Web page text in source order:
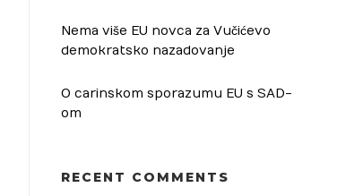
Nema više EU novca za Vučićevo
demokratsko nazadovanje
O carinskom sporazumu EU s SAD-
om
RECENT COMMENTS